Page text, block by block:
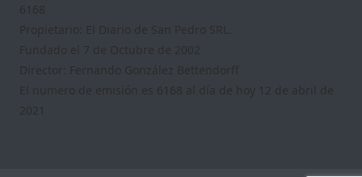
6168
Propietario: El Diario de San Pedro SRL.
Fundado el 7 de Octubre de 2002
Director: Fernando González Bettendorff
El numero de emisión es 6168 al día de hoy 12 de abril de
2021